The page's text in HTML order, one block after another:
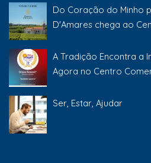
Do Coração do Minho
D'Amares chega ao
A Tradição Encontra a
Agora no Centro
Ser, Estar, Ajudar